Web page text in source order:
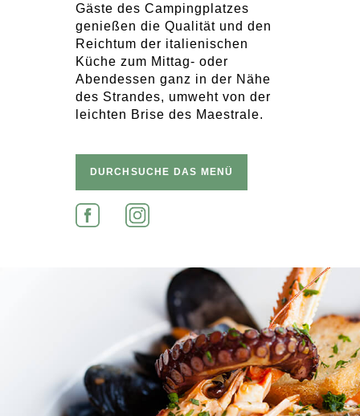
Gäste des Campingplatzes
genießen die Qualität und den
Reichtum der italienischen
Küche zum Mittag- oder
Abendessen ganz in der Nähe
des Strandes, umweht von der
leichten Brise des Maestrale.
DURCHSUCHE DAS MENÜ